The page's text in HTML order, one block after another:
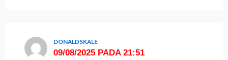
DONALDSKALE
09/08/2025 PADA 21:51